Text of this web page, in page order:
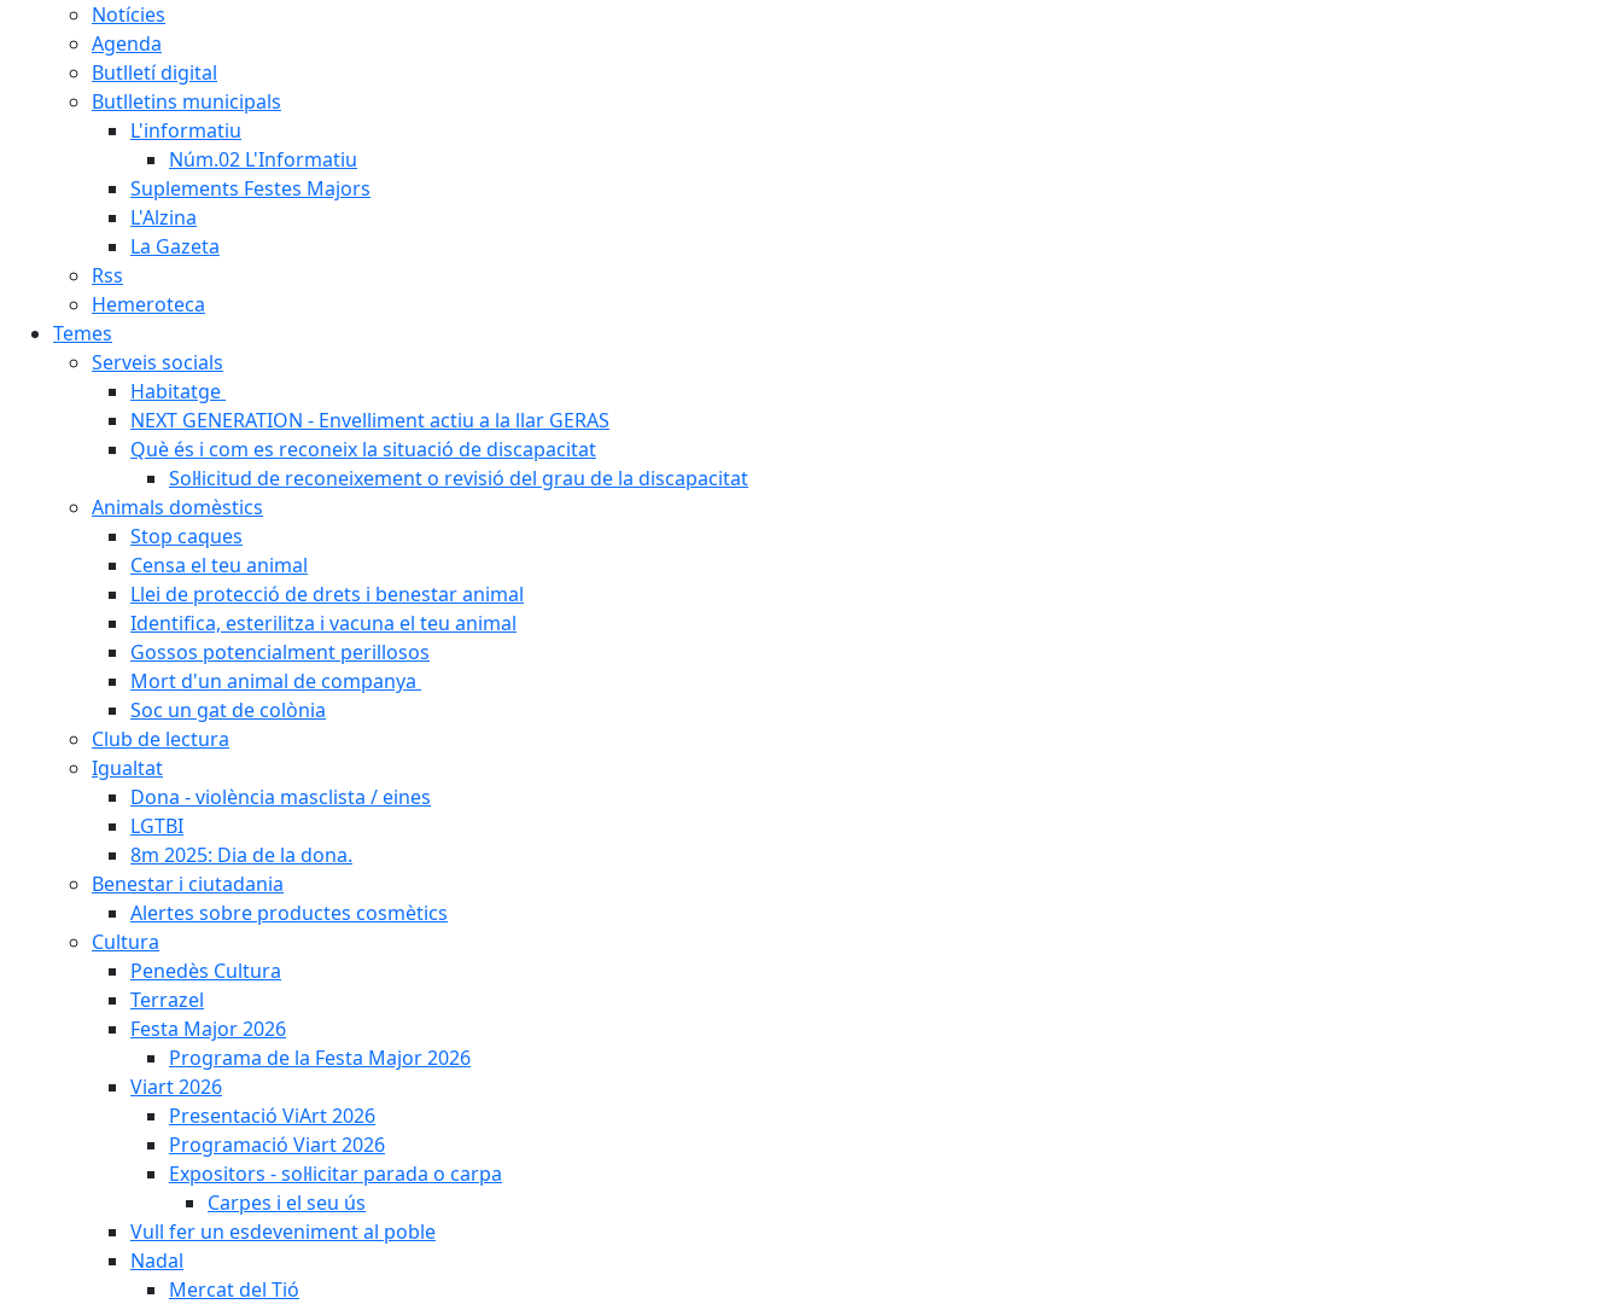
Notícies
Agenda
Butlletí digital
Butlletins municipals
L'informatiu
Núm.02 L'Informatiu
Suplements Festes Majors
L'Alzina
La Gazeta
Rss
Hemeroteca
Temes
Serveis socials
Habitatge
NEXT GENERATION - Envelliment actiu a la llar GERAS
Què és i com es reconeix la situació de discapacitat
Sol·licitud de reconeixement o revisió del grau de la discapacitat
Animals domèstics
Stop caques
Censa el teu animal
Llei de protecció de drets i benestar animal
Identifica, esterilitza i vacuna el teu animal
Gossos potencialment perillosos
Mort d'un animal de companya
Soc un gat de colònia
Club de lectura
Igualtat
Dona - violència masclista / eines
LGTBI
8m 2025: Dia de la dona.
Benestar i ciutadania
Alertes sobre productes cosmètics
Cultura
Penedès Cultura
Terrazel
Festa Major 2026
Programa de la Festa Major 2026
Viart 2026
Presentació ViArt 2026
Programació Viart 2026
Expositors - sol·licitar parada o carpa
Carpes i el seu ús
Vull fer un esdeveniment al poble
Nadal
Mercat del Tió